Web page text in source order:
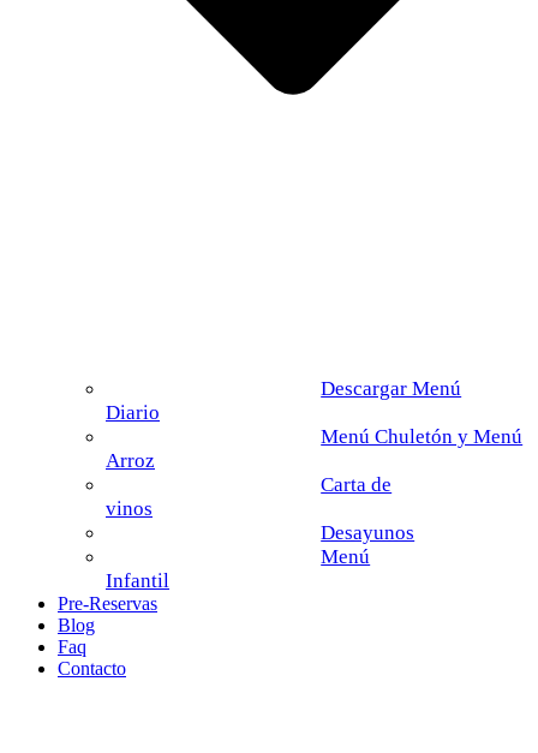
Descargar Menú
Diario
Menú Chuletón y Menú
Arroz
Carta de
vinos
Desayunos
Menú
Infantil
Pre-Reservas
Blog
Faq
Contacto